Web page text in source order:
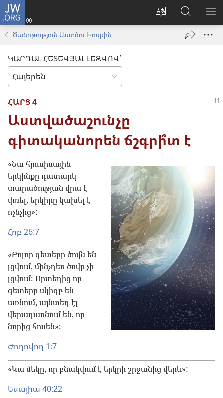
JW.ORG
Փոխել
Մուտքագրվել
(բացվումՈրոնում
JW.ORG
կայքում
Ծանոթություն Աստծու Խոսքին
ԿԱՐԴԱԼ ՀԵՏԵՎՅԱԼ ԼԵԶՎՈՎ՝
ՀԱՐՑ 4
Աստվածաշունչը
գիտականորեն ճշգրի՞տ է
«Նա հյուսիսային
երկինքը դատարկ
տարածության վրա է
փռել, երկիրը կախել է
ոչնչից»:
Հոբ 26:7
«Բոլոր գետերը ծովն են
լցվում, մինչդեռ ծովը չի
լցվում: Որտեղից որ
գետերը սկիզբ են
առնում, այնտեղ էլ
վերադառնում են, որ
նորից հոսեն»:
Ժողովող 1:7
«Կա մեկը, որ բնակվում է երկրի շրջանից վերև»:
Եսայիա 40:22